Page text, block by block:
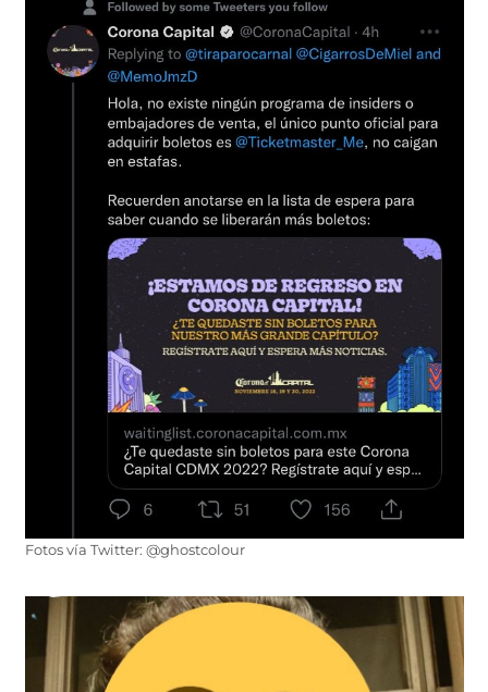
Fotos vía Twitter: @ghostcolour